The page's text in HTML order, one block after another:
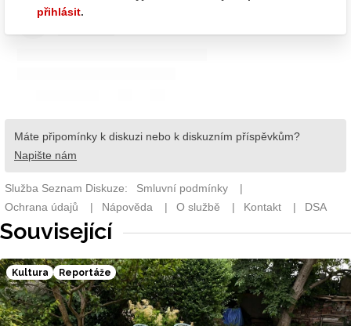
Související
Kultura Reportáže